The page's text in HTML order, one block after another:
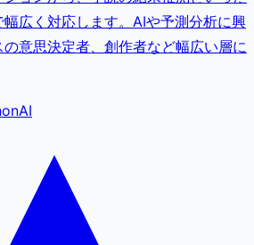
広く対応します。AIや予測分析に興
意思決定者、創作者など幅広い層に
AI